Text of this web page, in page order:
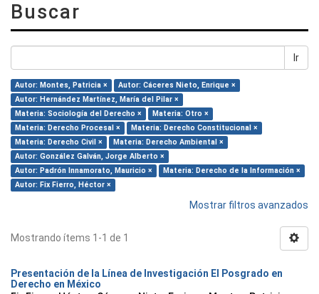
Buscar
Ir
Autor: Montes, Patricia ×
Autor: Cáceres Nieto, Enrique ×
Autor: Hernández Martínez, María del Pilar ×
Materia: Sociología del Derecho ×
Materia: Otro ×
Materia: Derecho Procesal ×
Materia: Derecho Constitucional ×
Materia: Derecho Civil ×
Materia: Derecho Ambiental ×
Autor: González Galván, Jorge Alberto ×
Autor: Padrón Innamorato, Mauricio ×
Materia: Derecho de la Información ×
Autor: Fix Fierro, Héctor ×
Mostrar filtros avanzados
Mostrando ítems 1-1 de 1
Presentación de la Línea de Investigación El Posgrado en
Derecho en México